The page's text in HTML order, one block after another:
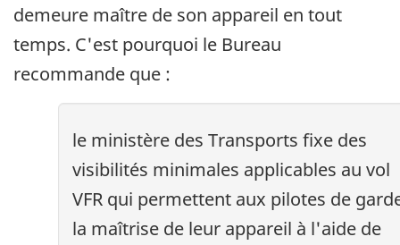
demeure maître de son appareil en tout
temps. C'est pourquoi le Bureau
recommande que :
le ministère des Transports fixe des
visibilités minimales applicables au vol
VFR qui permettent aux pilotes de
la maîtrise de leur appareil à l'aide de